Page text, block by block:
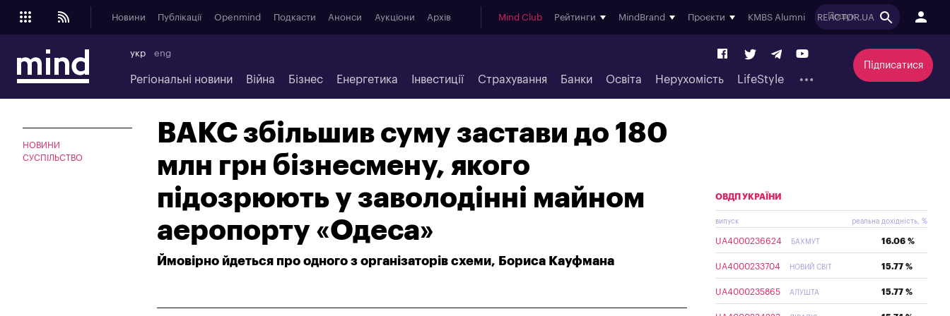
Новини Публікації Openmind Подкасти Анонси Аукціони Архів Mind Club Рейтинги MindBrand Проєкти KMBS Alumni REACTOR.UA
укр eng
Регіональні новини Війна Бізнес Енергетика Інвестиції Страхування Банки Освіта Нерухомість LifeStyle
Підписатися
НОВИНИ
СУСПІЛЬСТВО
ВАКС збільшив суму застави до 180
млн грн бізнесмену, якого
підозрюють у заволодінні майном
аеропорту «Одеса»
Ймовірно йдеться про одного з організаторів схеми, Бориса Кауфмана
ОВДП УКРАЇНИ
випуск реальна дохідність, %
UA4000236624 БАХМУТ 16.06 %
UA4000233704 НОВИЙ СВІТ 15.77 %
UA4000235865 АЛУШТА 15.77 %